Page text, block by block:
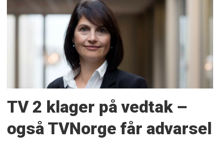
TV 2 klager på vedtak –
også TVNorge får advarsel